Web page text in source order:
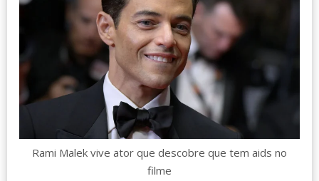
Rami Malek vive ator que descobre que tem aids no
filme